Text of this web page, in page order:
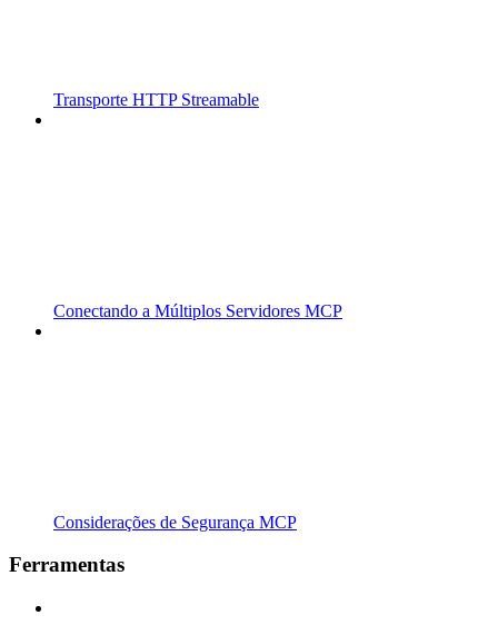
Transporte HTTP Streamable
Conectando a Múltiplos Servidores MCP
Considerações de Segurança MCP
Ferramentas